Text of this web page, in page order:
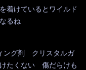
着けているとワイルド
るね
ング剤 クリスタルガ
たくない 傷だらけも